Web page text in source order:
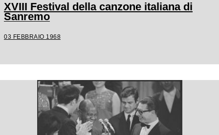
XVIII Festival della canzone italiana di
Sanremo
03 FEBBRAIO 1968